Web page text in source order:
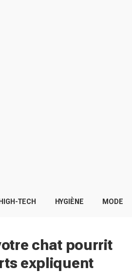
HIGH-TECH HYGIÈNE MODE
chat pourrit
expliquent